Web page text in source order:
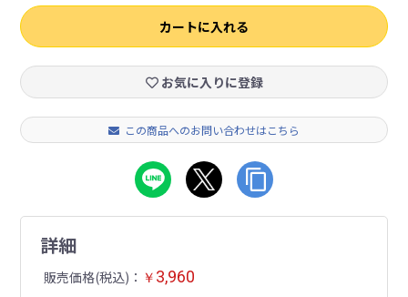
カートに入れる
お気に入りに登録
この商品へのお問い合わせはこちら
詳細
販売価格(税込) ￥ 3,960